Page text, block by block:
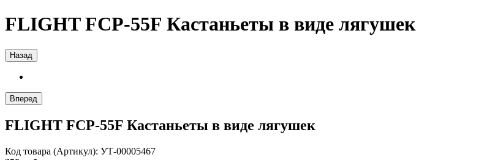
FLIGHT FCP-55F Кастаньеты в виде лягушек
Назад
Вперед
FLIGHT FCP-55F Кастаньеты в виде лягушек
Код товара (Артикул): УТ-00005467